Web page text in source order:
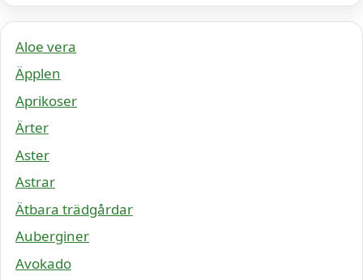
Aloe vera
Äpplen
Aprikoser
Ärter
Aster
Astrar
Ätbara trädgårdar
Auberginer
Avokado